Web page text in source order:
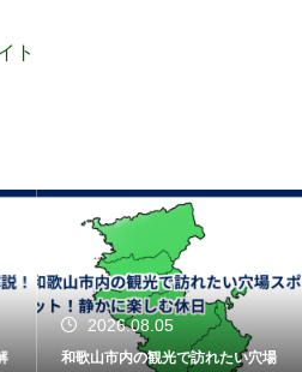
ト
2026.08.05
和歌山市内の観光で訪れたい穴場